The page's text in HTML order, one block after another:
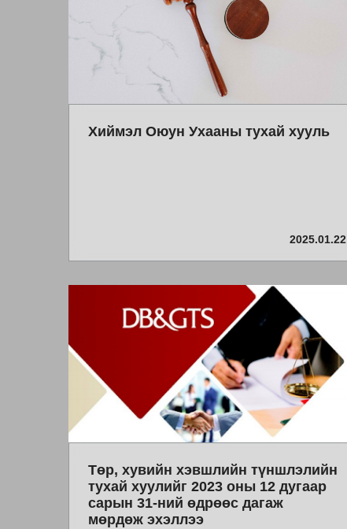
Хиймэл Оюун Ухааны тухай хууль
2025.01.22
Төр, хувийн хэвшлийн түншлэлийн
тухай хуулийг 2023 оны 12 дугаар
сарын 31-ний өдрөөс дагаж
мөрдөж эхэллээ